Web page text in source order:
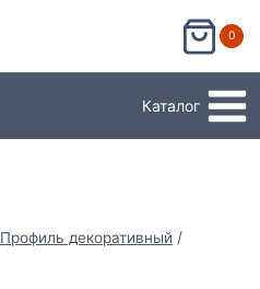
0
Каталог
Профиль декоративный /